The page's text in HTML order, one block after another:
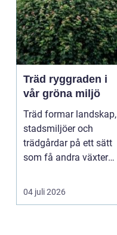
Träd ryggraden i
vår gröna miljö
Träd formar landskap,
stadsmiljöer och
trädgårdar på ett sätt
som få andra växter
04 juli 2026